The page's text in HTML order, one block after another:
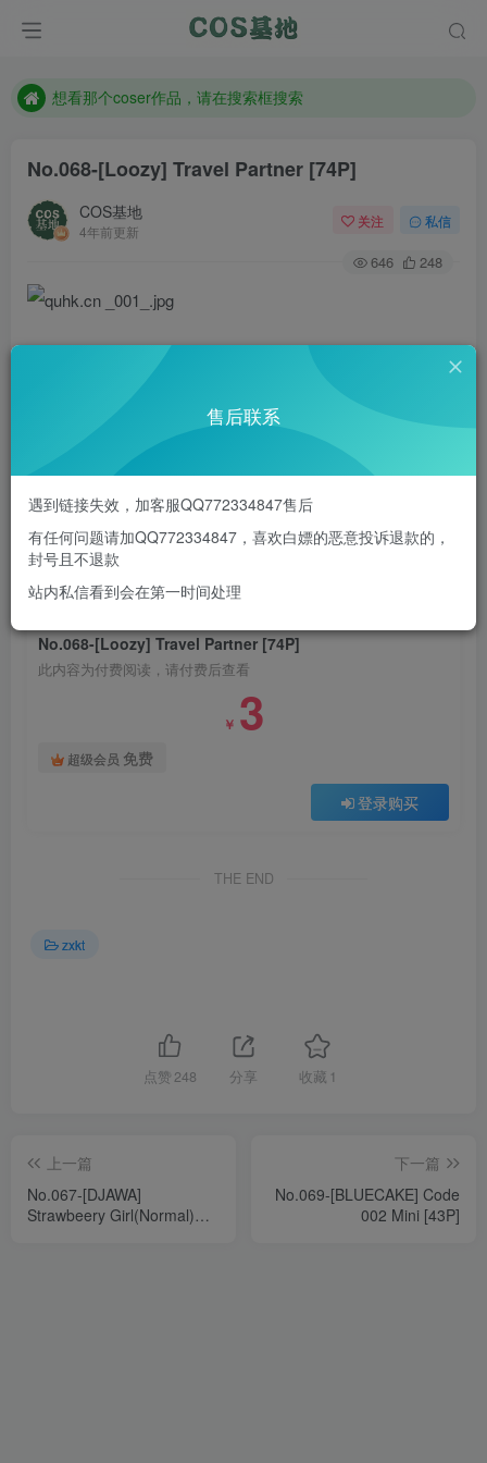
现在遇到数据丢失，售后QQ:772334847
想看那个coser作品，请在搜索框搜索
No.068-[Loozy] Travel Partner [74P]
COS基地
4年前更新
关注 私信
646 248
此处内容已隐藏，请付费后查看
No.068-[Loozy] Travel Partner [74P]
此内容为付费阅读，请付费后查看
￥ 3
超级会员 免费
登录购买
THE END
zxkt
点赞 248 分享 收藏 1
上一篇
No.067-[DJAWA]
Strawbeery Girl(Normal)
下一篇
No.069-[BLUECAKE] Code
002 Mini [43P]
售后联系
遇到链接失效，加客服QQ772334847售后
有任何问题请加QQ772334847，喜欢白嫖的恶意投诉退款的，
封号且不退款
站内私信看到会在第一时间处理